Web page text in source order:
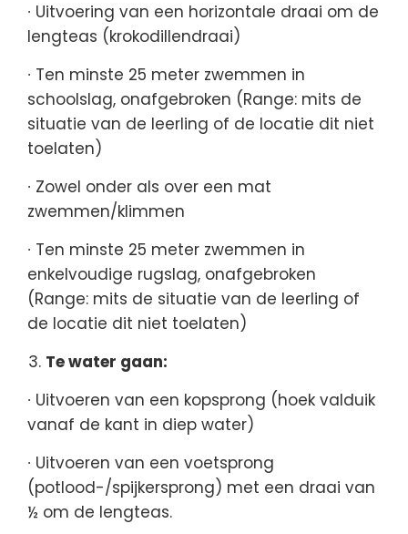
∙ Uitvoering van een horizontale draai om de
lengteas (krokodillendraai)
∙ Ten minste 25 meter zwemmen in
schoolslag, onafgebroken (Range: mits de
situatie van de leerling of de locatie dit niet
toelaten)
∙ Zowel onder als over een mat
zwemmen/klimmen
∙ Ten minste 25 meter zwemmen in
enkelvoudige rugslag, onafgebroken
(Range: mits de situatie van de leerling of
de locatie dit niet toelaten)
Te water gaan:
∙ Uitvoeren van een kopsprong (hoek valduik
vanaf de kant in diep water)
∙ Uitvoeren van een voetsprong
(potlood-/spijkersprong) met een draai van
½ om de lengteas.